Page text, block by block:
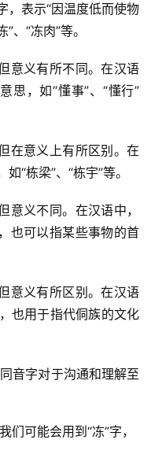
表示“因温度低而使物
、“冻肉”等。
意义有所不同。在汉语
思，如“懂事”、“懂行”
在意义上有所区别。在
“栋梁”、“栋宇”等。
义不同。在汉语中，
也可以指某些事物的首
意义有所区别。在汉语
也用于指代侗族的文化
字对于沟通和理解至
们可能会用到“冻”字，